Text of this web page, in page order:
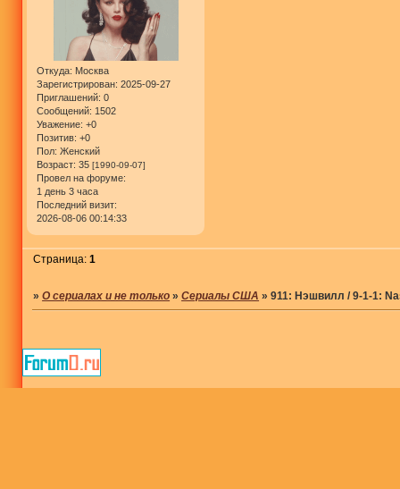
Откуда: Москва
Зарегистрирован: 2025-09-27
Приглашений: 0
Сообщений: 1502
Уважение: +0
Позитив: +0
Пол: Женский
Возраст: 35 [1990-09-07]
Провел на форуме:
1 день 3 часа
Последний визит:
2026-08-06 00:14:33
Страница:1
»О сериалах и не только »Сериалы США »911: Нэшвилл / 9-1-1: